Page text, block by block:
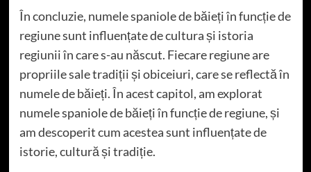
În concluzie, numele spaniole de băieți în funcție de
regiune sunt influențate de cultura și istoria
regiunii în care s-au născut. Fiecare regiune are
propriile sale tradiții și obiceiuri, care se reflectă în
numele de băieți. În acest capitol, am explorat
numele spaniole de băieți în funcție de regiune, și
am descoperit cum acestea sunt influențate de
istorie, cultură și tradiție.